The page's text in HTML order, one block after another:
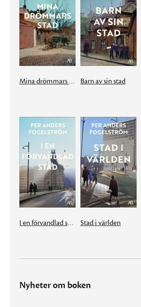
Mina drömmars stad Barn av sin stad
I en förvandlad stad Stad i världen
Nyheter om boken